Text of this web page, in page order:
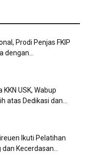
Prodi Penjas FKIP
dengan...
USK, Wabup
atas Dedikasi dan...
Ikuti Pelatihan
Kecerdasan...